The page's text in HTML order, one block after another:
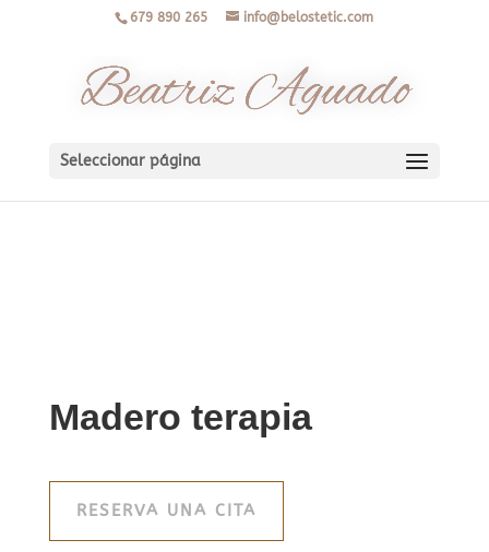
679 890 265 info@belostetic.com
Seleccionar página
Madero terapia
RESERVA UNA CITA